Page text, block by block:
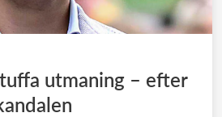
utmaning – efter